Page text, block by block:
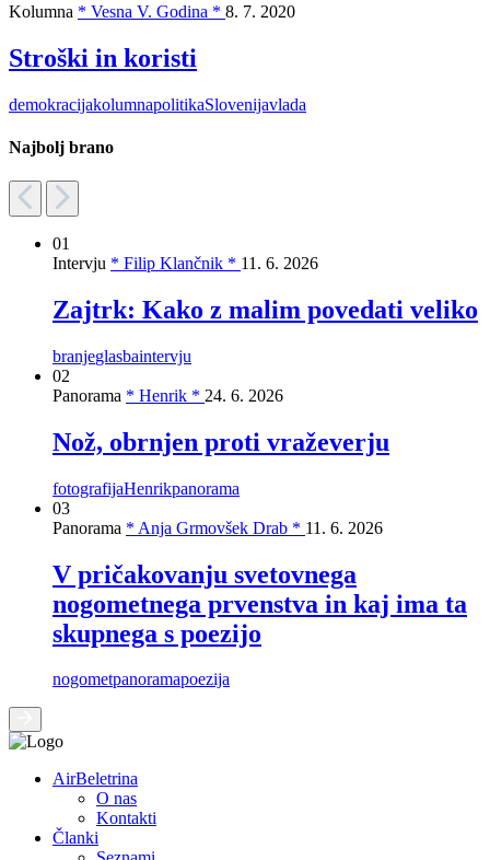
Kolumna * Vesna V. Godina * 8. 7. 2020
Stroški in koristi
demokracijakolumnapolitikaSlovenijavlada
Najbolj brano
01
Intervju * Filip Klančnik * 11. 6. 2026
Zajtrk: Kako z malim povedati veliko
branjeglasbaintervju
02
Panorama * Henrik * 24. 6. 2026
Nož, obrnjen proti vraževerju
fotografijaHenrikpanorama
03
Panorama * Anja Grmovšek Drab * 11. 6. 2026
V pričakovanju svetovnega
nogometnega prvenstva in kaj ima ta
skupnega s poezijo
nogometpanoramapoezija
AirBeletrina
O nas
Kontakti
Članki